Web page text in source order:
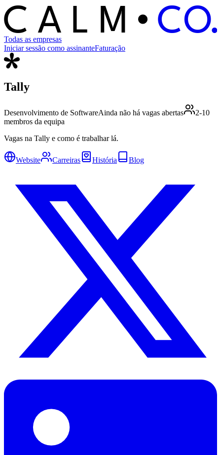
C ALM C O.
Todas as empresas
Iniciar sessão como assinanteFaturação
Tally
Desenvolvimento de SoftwareAinda não há vagas abertas
2-10
membros da equipa
Vagas na Tally e como é trabalhar lá.
Website Carreiras História Blog